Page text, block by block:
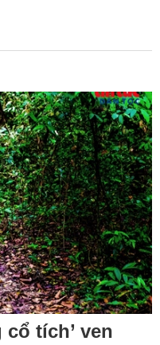
tích’ ven